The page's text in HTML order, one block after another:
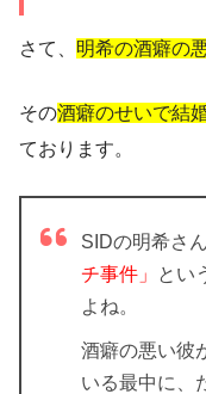
さて、 明希の酒癖の
その酒癖のせいで結
ております。
SIDの明希さ
チ事件」
とい
よね。
酒癖の悪い彼
いる最中に、